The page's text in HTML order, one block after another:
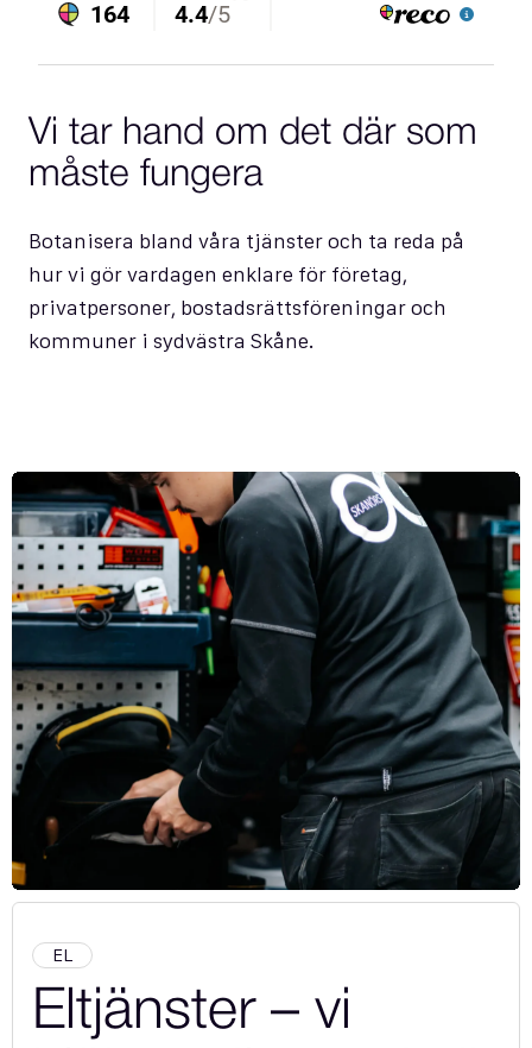
Vi tar hand om det där som
måste fungera
Botanisera bland våra tjänsteroch ta reda på
hurvi görvardagen enklare för företag,
privatpersoner, bostadsrättsföreningaroch
kommuner i sydvästra Skåne.
EL
Eltjänster – vi